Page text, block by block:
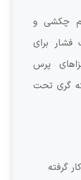
چکشی و
فشار برای
پرس
گری تحت
گرفته